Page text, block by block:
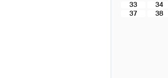
33
34
37
38